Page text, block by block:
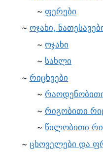
ფერები
ოჯახი,
ოჯახი
სახლი
რიცხვები
რიგობითი
წილობითი
ცხოველები და